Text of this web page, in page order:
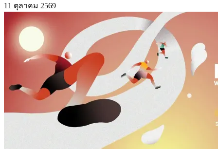
11 ตุลาคม 2569